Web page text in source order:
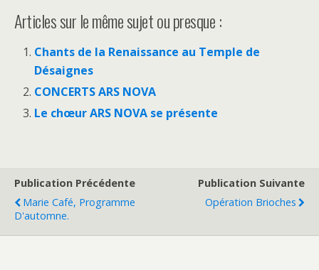
Articles sur le même sujet ou presque :
Chants de la Renaissance au Temple de
Désaignes
CONCERTS ARS NOVA
Le chœur ARS NOVA se présente
Publication Précédente
Marie Café, Programme
D'automne.
Publication Suivante
Opération Brioches